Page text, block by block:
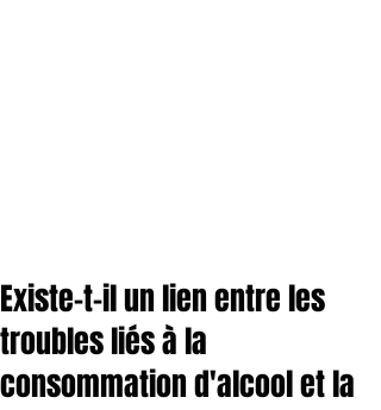
Existe-t-il un lien entre les
troubles liés à la
consommation d'alcool et la